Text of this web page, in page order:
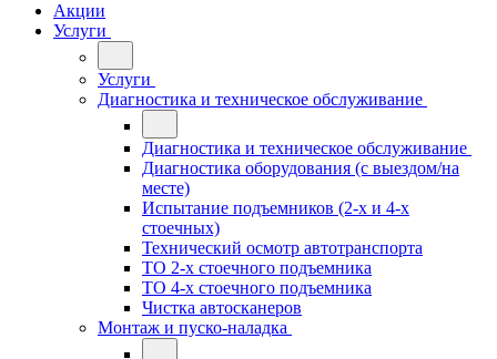
Акции
Услуги
Услуги
Диагностика и техническое обслуживание
Диагностика и техническое обслуживание
Диагностика оборудования (с выездом/на
месте)
Испытание подъемников (2-х и 4-х
стоечных)
Технический осмотр автотранспорта
ТО 2-х стоечного подъемника
ТО 4-х стоечного подъемника
Чистка автосканеров
Монтаж и пуско-наладка